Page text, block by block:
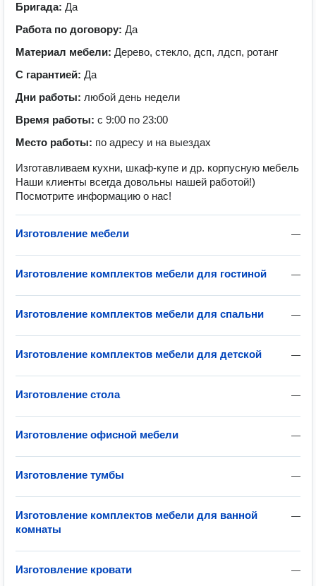
Бригада: Да
Работа по договору: Да
Материал мебели: Дерево, стекло, дсп, лдсп, ротанг
С гарантией: Да
Дни работы: любой день недели
Время работы: с 9:00 по 23:00
Место работы: по адресу и на выездах
Изготавливаем кухни, шкаф-купе и др. корпусную мебель
Наши клиенты всегда довольны нашей работой!)
Посмотрите информацию о нас!
—
Изготовление мебели
—
Изготовление комплектов мебели для гостиной
—
Изготовление комплектов мебели для спальни
—
Изготовление комплектов мебели для детской
—
Изготовление стола
—
Изготовление офисной мебели
—
Изготовление тумбы
—
Изготовление комплектов мебели для ванной
комнаты
—
Изготовление кровати